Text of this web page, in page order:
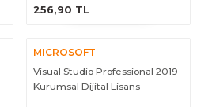
256,90 TL
MICROSOFT
Visual Studio Professional 2019
Kurumsal Dijital Lisans